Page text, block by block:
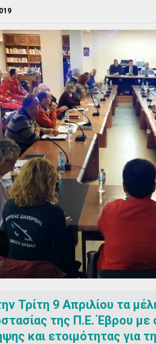
Τρίτη 9 Απριλίου τα
της Π.Ε. Έβρου
και ετοιμότητας για